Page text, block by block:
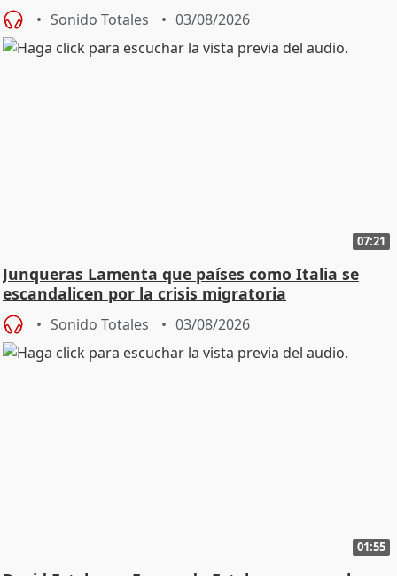
Sonido Totales 03/08/2026
07:21
Junqueras Lamenta que países como Italia se
escandalicen por la crisis migratoria
Sonido Totales 03/08/2026
01:55